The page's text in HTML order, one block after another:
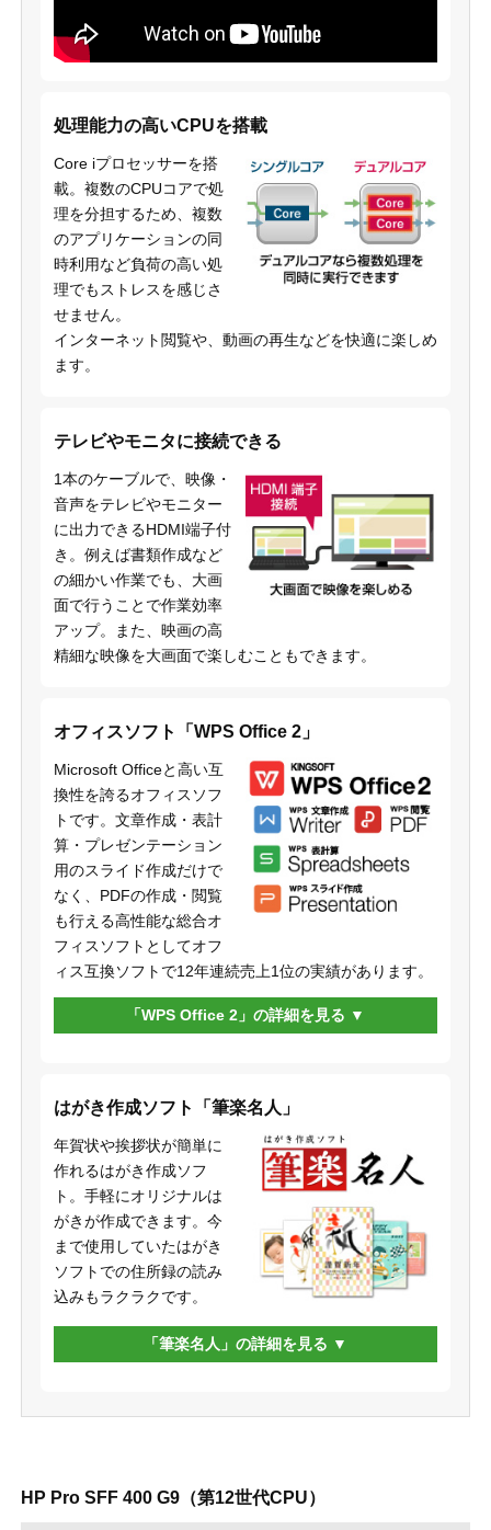
処理能力の高いCPUを搭載
Core iプロセッサーを搭
載。複数のCPUコアで処
理を分担するため、複数
のアプリケーションの同
時利用など負荷の高い処
理でもストレスを感じさ
せません。
インターネット閲覧や、動画の再生などを快適に楽しめ
ます。
テレビやモニタに接続できる
1本のケーブルで、映像・
音声をテレビやモニター
に出力できるHDMI端子付
き。例えば書類作成など
の細かい作業でも、大画
面で行うことで作業効率
アップ。また、映画の高
精細な映像を大画面で楽しむこともできます。
オフィスソフト「WPS Office 2」
Microsoft Officeと高い互
換性を誇るオフィスソフ
トです。文章作成・表計
算・プレゼンテーション
用のスライド作成だけで
なく、PDFの作成・閲覧
も行える高性能な総合オ
フィスソフトとしてオフ
ィス互換ソフトで12年連続売上1位の実績があります。
「WPS Office 2」の詳細を見る
はがき作成ソフト「筆楽名人」
年賀状や挨拶状が簡単に
作れるはがき作成ソフ
ト。手軽にオリジナルは
がきが作成できます。今
まで使用していたはがき
ソフトでの住所録の読み
込みもラクラクです。
「筆楽名人」の詳細を見る
HP Pro SFF 400 G9（第12世代CPU）